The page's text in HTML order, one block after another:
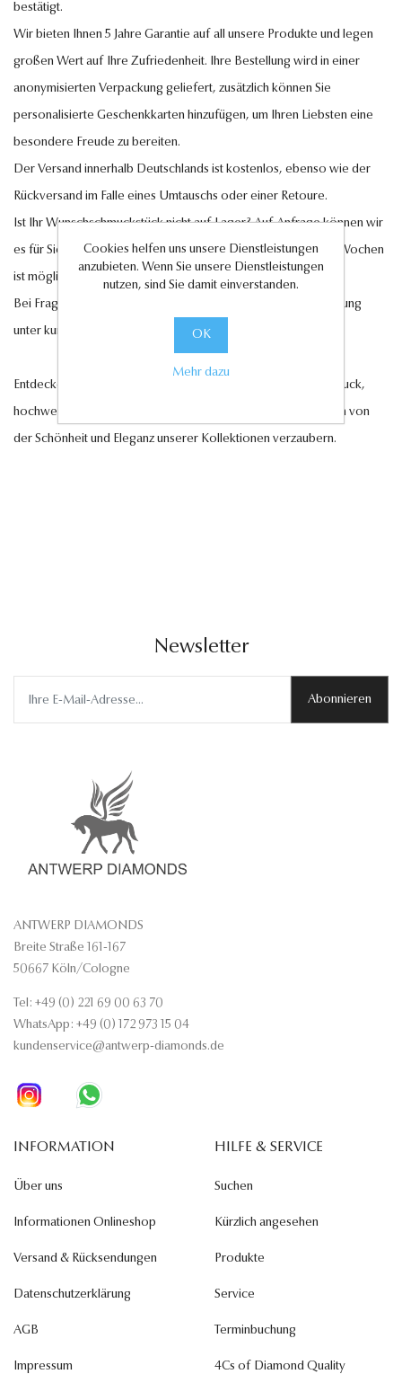
bestätigt.
Wir bieten Ihnen 5 Jahre Garantie auf all unsere Produkte und legen
großen Wert auf Ihre Zufriedenheit. Ihre Bestellung wird in einer
anonymisierten Verpackung geliefert, zusätzlich können Sie
personalisierte Geschenkkarten hinzufügen, um Ihren Liebsten eine
besondere Freude zu bereiten.
Der Versand innerhalb Deutschlands ist kostenlos, ebenso wie der
Rückversand im Falle eines Umtauschs oder einer Retoure.
Ist Ihr Wunschschmuckstück nicht auf Lager? Auf Anfrage können wir
es für Sie anfertigen lassen. Eine Lieferung innerhalb von 6-7 Wochen
ist möglich.
Bei Fragen steht Ihnen unser Kundenservice gerne zur Verfügung
unter kundenservice@antwerp-diamonds.de.
Entdecken Sie jetzt unsere exquisite Auswahl an Diamantschmuck,
hochwertigen Edelsteinen und edlen Perlen und lassen Sie sich von
der Schönheit und Eleganz unserer Kollektionen verzaubern.
Newsletter
Abonnieren
ANTWERP DIAMONDS
Breite Straße 161-167
50667 Köln/Cologne
Tel: +49 (0) 221 69 00 63 70
WhatsApp: +49 (0) 172 973 15 04
kundenservice@antwerp-diamonds.de
INFORMATION
Über uns
Informationen Onlineshop
Versand & Rücksendungen
Datenschutzerklärung
AGB
Impressum
HILFE & SERVICE
Suchen
Kürzlich angesehen
Produkte
Service
Terminbuchung
4Cs of Diamond Quality
Cookies helfen uns unsere Dienstleistungen
anzubieten. Wenn Sie unsere Dienstleistungen
nutzen, sind Sie damit einverstanden.
OK
Mehr dazu